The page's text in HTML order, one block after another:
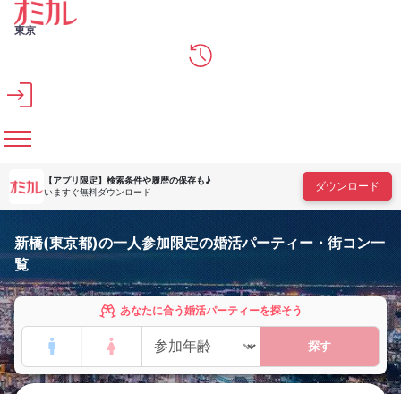
メインコンテンツへスキップ
東京
【アプリ限定】 検索条件や履歴の保存も♪
いますぐ無料ダウンロード
ダウンロード
新橋(東京都)の一人参加限定の婚活パーティー・街コン一
覧
あなたに合う婚活パーティーを探そう
探す